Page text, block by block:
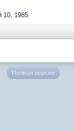
10, 1985
Полная версия